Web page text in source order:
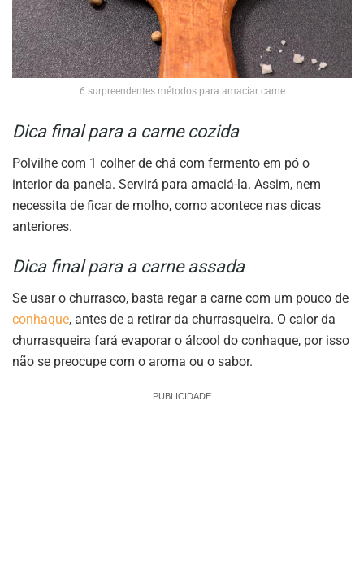
6 surpreendentes métodos para amaciar carne
Dica final para a carne cozida
Polvilhe com 1 colher de chá com fermento em pó o
interior da panela. Servirá para amaciá-la. Assim, nem
necessita de ficar de molho, como acontece nas dicas
anteriores.
Dica final para a carne assada
Se usar o churrasco, basta regar a carne com um pouco de
conhaque, antes de a retirar da churrasqueira. O calor da
churrasqueira fará evaporar o álcool do conhaque, por isso
não se preocupe com o aroma ou o sabor.
PUBLICIDADE